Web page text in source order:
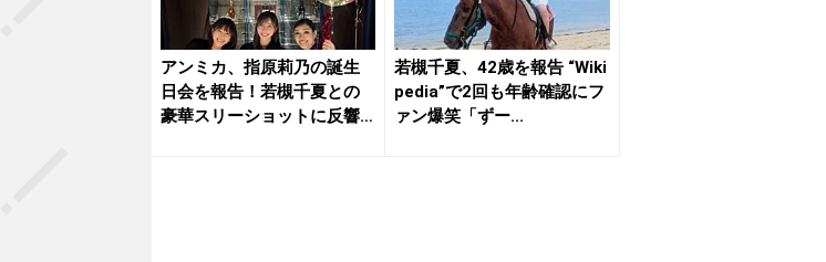
アンミカ、指原莉乃の誕生
日会を報告！若槻千夏との
豪華スリーショットに反響
若槻千夏、42歳を報告 “Wiki
pedia”で2回も年齢確認にフ
ァン爆笑「ずー...